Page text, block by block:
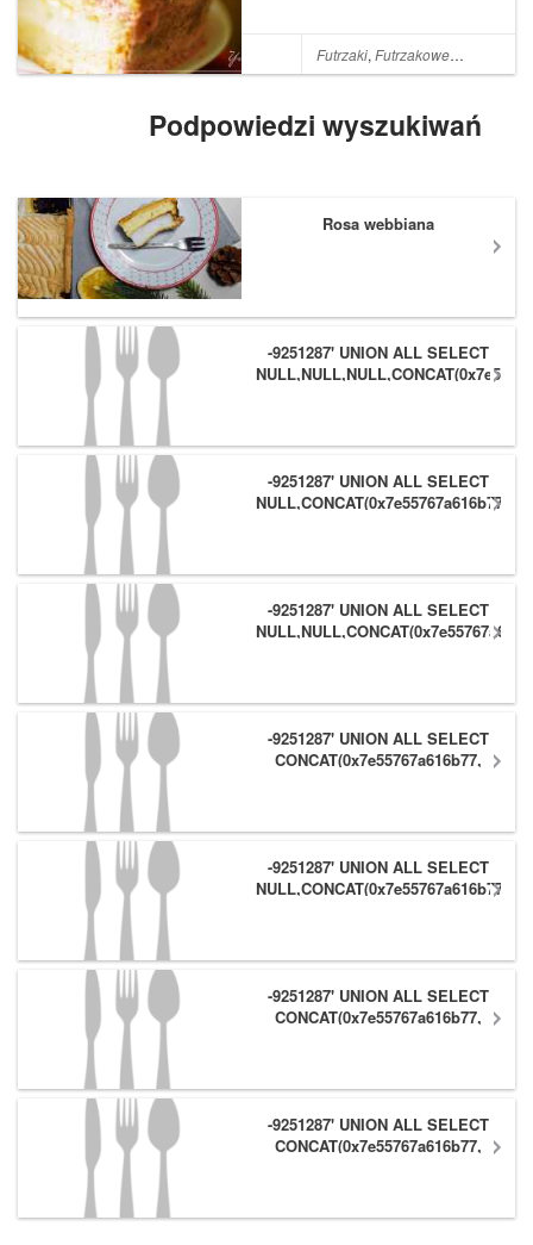
truskawkowy z jagodami
wyglądał tak*:Dodatkowo był
Futrzaki,Futrzakowe,Zupełnie o
Podpowiedzi wyszukiwań
Rosa webbiana
-9251287' UNION ALL SELECT
-9251287' UNION ALL SELECT
NULL,CONCAT(0x7e55767a616b77,
-9251287' UNION ALL SELECT
-9251287' UNION ALL SELECT
CONCAT(0x7e55767a616b77,
-9251287' UNION ALL SELECT
NULL,CONCAT(0x7e55767a616b77,
-9251287' UNION ALL SELECT
CONCAT(0x7e55767a616b77,
-9251287' UNION ALL SELECT
CONCAT(0x7e55767a616b77,